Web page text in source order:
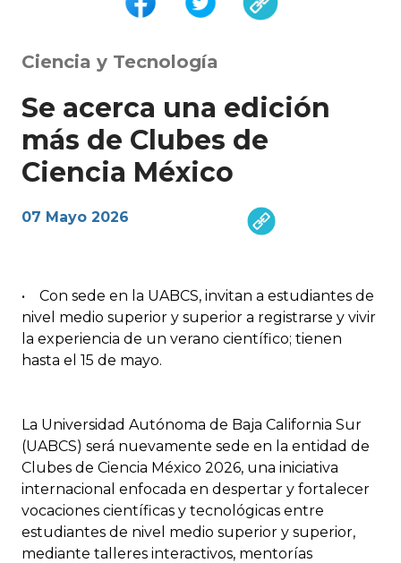
Ciencia y Tecnología
Se acerca una edición
más de Clubes de
Ciencia México
07 Mayo 2026
• Con sede en la UABCS, invitan a estudiantes de
nivel medio superior y superior a registrarse y vivir
la experiencia de un verano científico; tienen
hasta el 15 de mayo.
La Universidad Autónoma de Baja California Sur
(UABCS) será nuevamente sede en la entidad de
Clubes de Ciencia México 2026, una iniciativa
internacional enfocada en despertar y fortalecer
vocaciones científicas y tecnológicas entre
estudiantes de nivel medio superior y superior,
mediante talleres interactivos, mentorías